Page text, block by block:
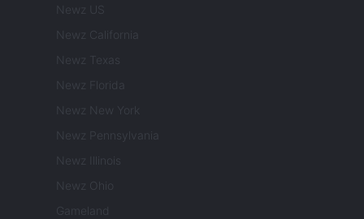
Newz US
Newz California
Newz Texas
Newz Florida
Newz New York
Newz Pennsylvania
Newz Illinois
Newz Ohio
Gameland